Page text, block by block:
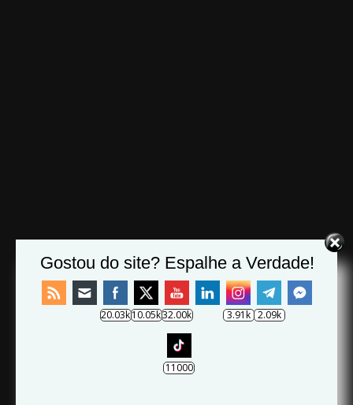
Gostou do site? Espalhe a Verdade!
20.03k10.05k32.00k 3.91k 2.09k
11000